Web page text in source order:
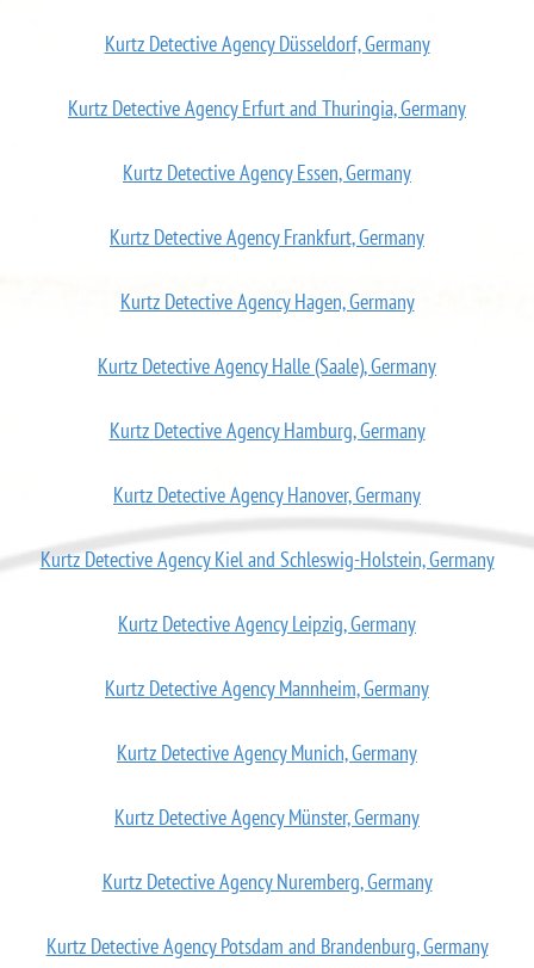
Kurtz Detective Agency Düsseldorf, Germany
Kurtz Detective Agency Erfurt and Thuringia, Germany
Kurtz Detective Agency Essen, Germany
Kurtz Detective Agency Frankfurt, Germany
Kurtz Detective Agency Hagen, Germany
Kurtz Detective Agency Halle (Saale), Germany
Kurtz Detective Agency Hamburg, Germany
Kurtz Detective Agency Hanover, Germany
Kurtz Detective Agency Kiel and Schleswig-Holstein, Germany
Kurtz Detective Agency Leipzig, Germany
Kurtz Detective Agency Mannheim, Germany
Kurtz Detective Agency Munich, Germany
Kurtz Detective Agency Münster, Germany
Kurtz Detective Agency Nuremberg, Germany
Kurtz Detective Agency Potsdam and Brandenburg, Germany